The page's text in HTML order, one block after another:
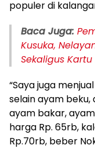
populer di
Baca Juga:
Kusuka,
Sekaligus
“Saya juga
selain ayam beku,
ayam bakar,
harga Rp. 65rb,
Rp.70rb, beber